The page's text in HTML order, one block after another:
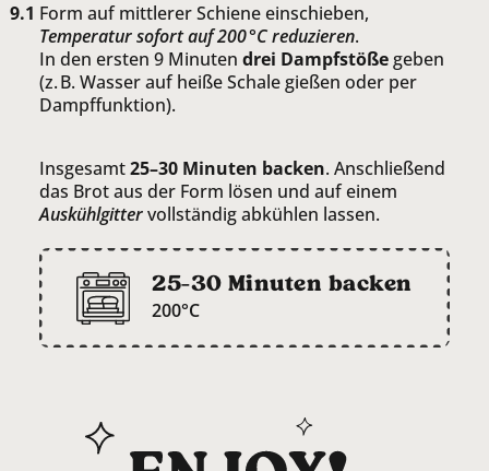
Form auf mittlerer Schiene einschieben,
Temperatur sofort auf 200 °C reduzieren.
In den ersten 9 Minuten drei Dampfstößegeben
(z. B. Wasser auf heiße Schale gießen oder per
Dampffunktion).
Insgesamt25–30 Minuten backen. Anschließend
das Brot aus der Form lösen und auf einem
Auskühlgittervollständig abkühlen lassen.
25-30 Minuten backen
200°C